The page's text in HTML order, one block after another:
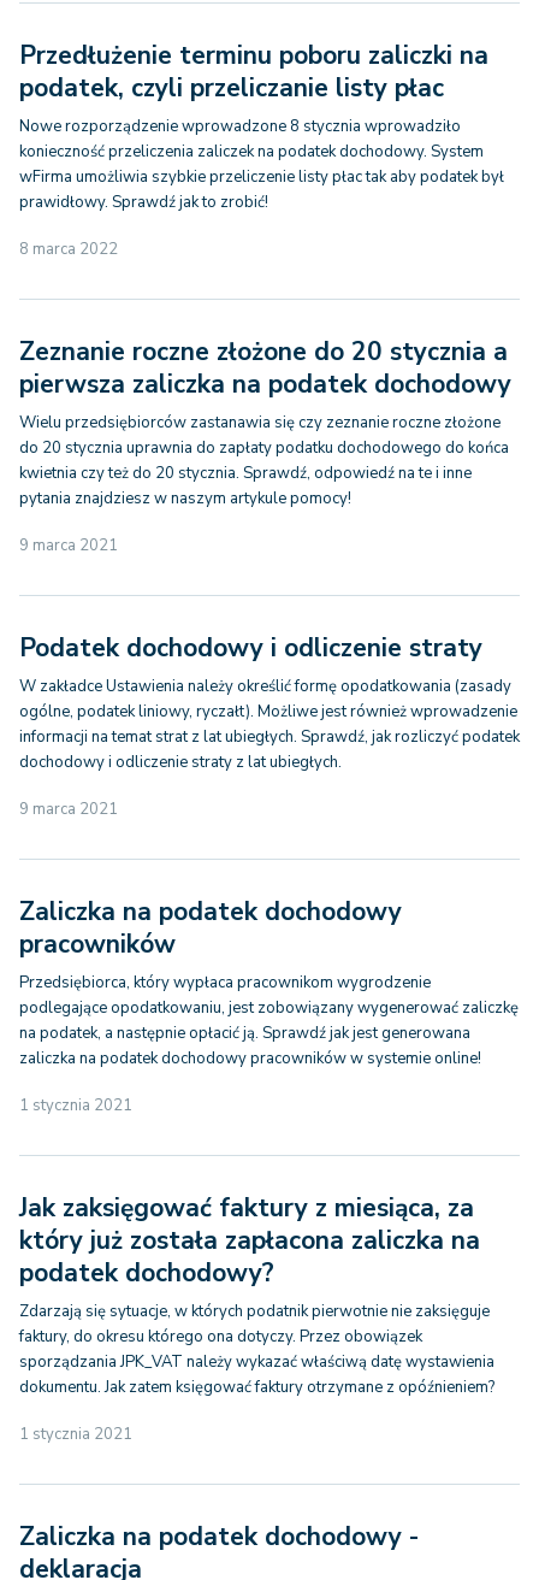
Przedłużenie terminu poboru zaliczki na
podatek, czyli przeliczanie listy płac
Nowe rozporządzenie wprowadzone 8 stycznia wprowadziło
konieczność przeliczenia zaliczek na podatek dochodowy. System
wFirma umożliwia szybkie przeliczenie listy płac tak aby podatek był
prawidłowy. Sprawdź jak to zrobić!
8 marca 2022
Zeznanie roczne złożone do 20 stycznia a
pierwsza zaliczka na podatek dochodowy
Wielu przedsiębiorców zastanawia się czy zeznanie roczne złożone
do 20 stycznia uprawnia do zapłaty podatku dochodowego do końca
kwietnia czy też do 20 stycznia. Sprawdź, odpowiedź na te i inne
pytania znajdziesz w naszym artykule pomocy!
9 marca 2021
Podatek dochodowy i odliczenie straty
W zakładce Ustawienia należy określić formę opodatkowania (zasady
ogólne, podatek liniowy, ryczałt). Możliwe jest również wprowadzenie
informacji na temat strat z lat ubiegłych. Sprawdź, jak rozliczyć podatek
dochodowy i odliczenie straty z lat ubiegłych.
9 marca 2021
Zaliczka na podatek dochodowy
pracowników
Przedsiębiorca, który wypłaca pracownikom wygrodzenie
podlegające opodatkowaniu, jest zobowiązany wygenerować zaliczkę
na podatek, a następnie opłacić ją. Sprawdź jak jest generowana
zaliczka na podatek dochodowy pracowników w systemie online!
1 stycznia 2021
Jak zaksięgować faktury z miesiąca, za
który już została zapłacona zaliczka na
podatek dochodowy?
Zdarzają się sytuacje, w których podatnik pierwotnie nie zaksięguje
faktury, do okresu którego ona dotyczy. Przez obowiązek
sporządzania JPK_VAT należy wykazać właściwą datę wystawienia
dokumentu. Jak zatem księgować faktury otrzymane z opóźnieniem?
1 stycznia 2021
Zaliczka na podatek dochodowy -
deklaracja